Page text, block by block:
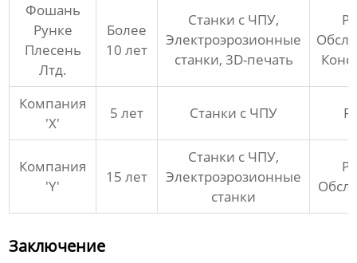
Фошань
Рунке
Плесень
Лтд.
Более
10 лет
Станки с ЧПУ,
Электроэрозионные
станки, 3D-печать
Компания
'X'
5 лет Станки с ЧПУ
Компания
'Y'
15 лет
Станки с ЧПУ,
Электроэрозионные
станки
Заключение